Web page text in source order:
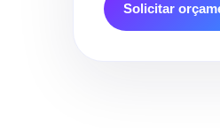
Solicitar